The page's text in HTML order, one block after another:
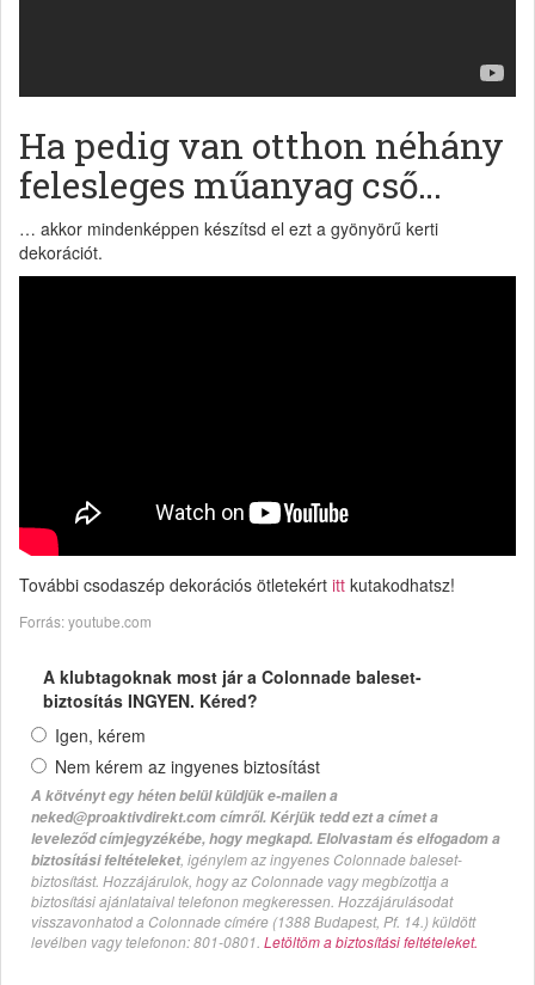
Ha pedig van otthon néhány
felesleges műanyag cső…
… akkor mindenképpen készítsd el ezt a gyönyörű kerti
dekorációt.
További csodaszép dekorációs ötletekért itt kutakodhatsz!
Forrás: youtube.com
A klubtagoknak most jár a Colonnade baleset-
biztosítás INGYEN. Kéred?
Igen, kérem
Nem kérem az ingyenes biztosítást
A kötvényt egy héten belül küldjük e-mailen a
neked@proaktivdirekt.com címről. Kérjük tedd ezt a címet a
leveleződ címjegyzékébe, hogy megkapd. Elolvastam és elfogadom a
biztosítási feltételeket, igénylem az ingyenes Colonnade baleset-
biztosítást. Hozzájárulok, hogy az Colonnade vagy megbízottja a
biztosítási ajánlataival telefonon megkeressen. Hozzájárulásodat
visszavonhatod a Colonnade címére (1388 Budapest, Pf. 14.) küldött
levélben vagy telefonon: 801-0801. Letöltöm a biztosítási feltételeket.